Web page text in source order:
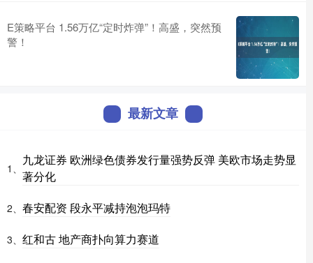
E策略平台 1.56万亿“定时炸弹”！高盛，突然预
警！
最新文章
1、
九龙证券 欧洲绿色债券发行量强势反弹 美欧市场走势显
著分化
2、 春安配资 段永平减持泡泡玛特
3、 红和古 地产商扑向算力赛道